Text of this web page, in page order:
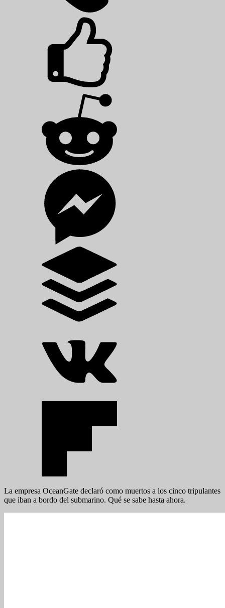
La empresa OceanGate declaró como muertos a los cinco tripulantes
que iban a bordo del submarino. Qué se sabe hasta ahora.